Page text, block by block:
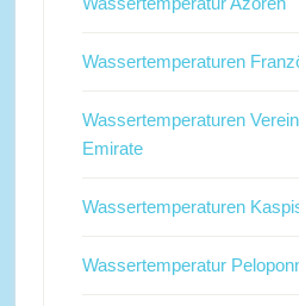
Wassertemperaturen
Wassertemperaturen
Emirate
Wassertemperaturen
Wassertemperatur